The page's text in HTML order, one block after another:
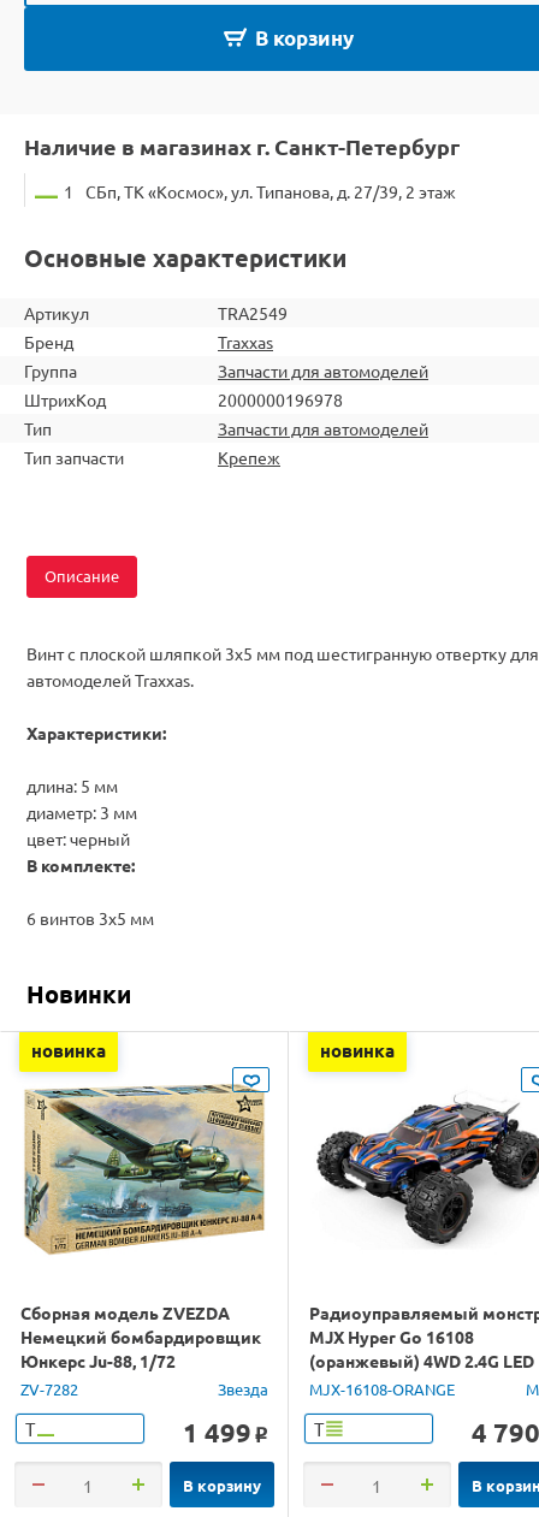
В корзину
Наличие в магазинах г. Санкт-Петербург
1 СБп, ТК «Космос», ул. Типанова, д. 27/39, 2 этаж
Основные характеристики
Артикул
TRA2549
Бренд
Traxxas
Группа
Запчасти для автомоделей
ШтрихКод
2000000196978
Тип
Запчасти для автомоделей
Тип запчасти
Крепеж
Описание
Винт с плоской шляпкой 3x5 мм под шестигранную отвертку для
автомоделей Traxxas.
Характеристики:
длина: 5 мм
диаметр: 3 мм
цвет: черный
В комплекте:
6 винтов 3x5 мм
Новинки
новинка
Сборная модель ZVEZDA
Немецкий бомбардировщик
Юнкерс Ju-88, 1/72
ZV-7282 Звезда
Т 1 499 o
В корзину
новинка
Радиоуправляемый
MJX Hyper Go 16108
(оранжевый) 4WD 2.4G LED
1/16 RTR
MJX-16108-ORANGE
Т 4 790
В